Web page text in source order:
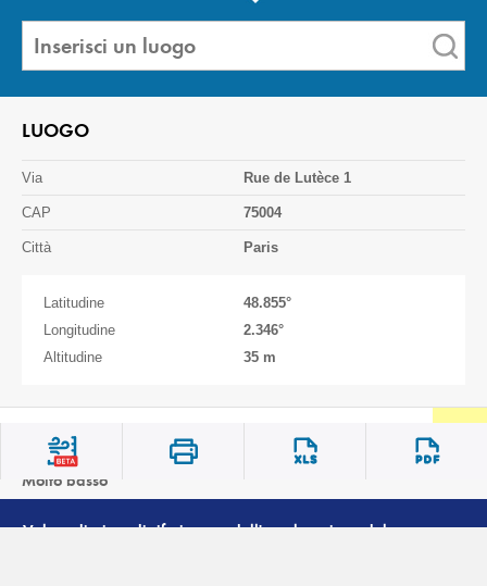
LUOGO
Via Rue de Lutèce 1
CAP 75004
Città Paris
Latitudine 48.855°
Longitudine
2.346°
Altitudine
35 m
Zona sismica
Molto basso
Valore di picco di riferimento dell'accelerazione del terreno